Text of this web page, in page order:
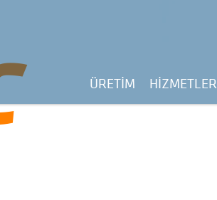
ÜRETIM HIZMETLER